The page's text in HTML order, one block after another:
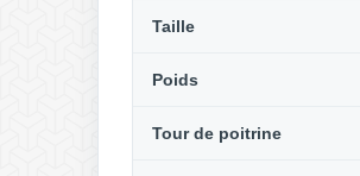
Taille
Poids
Tour de poitrine